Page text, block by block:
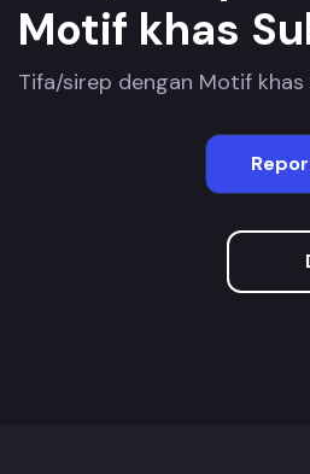
Motif khas
Tifa/sirep dengan Motif khas